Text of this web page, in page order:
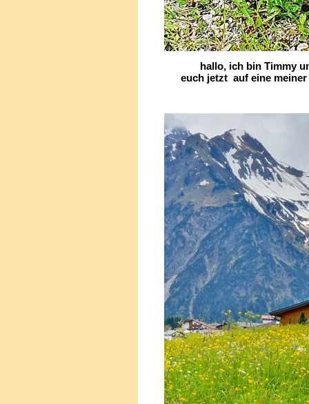
hallo, ich bin Timmy
euch jetzt auf eine meiner